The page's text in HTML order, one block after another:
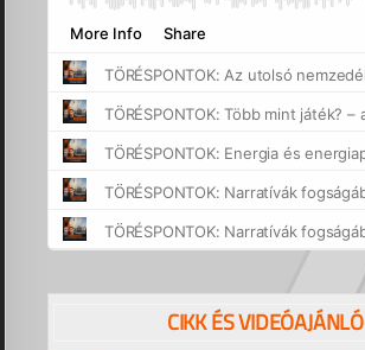
CIKK ÉS VIDEÓAJÁNLÓ